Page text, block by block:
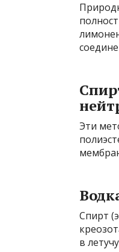
Эти
Спирт
в